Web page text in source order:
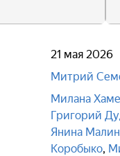
21 мая 2026
Митрий
Милана
Григорий
Янина
Коробыко,